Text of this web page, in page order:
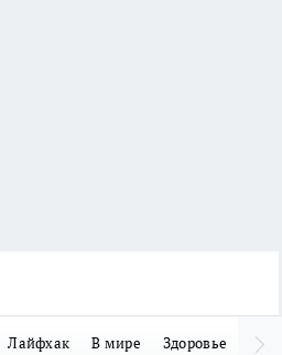
Лайфхак В мире Здоровье